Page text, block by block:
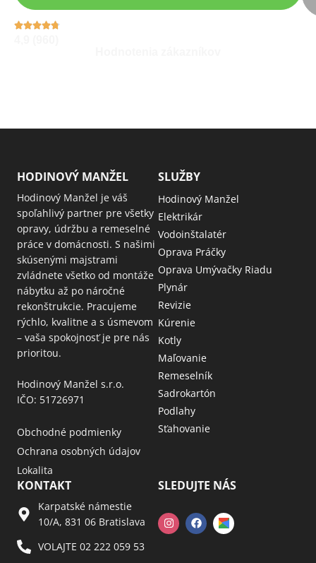
HODINOVÝ MANŽEL
Hodinový Manžel je váš
spoľahlivý partner pre všetky
opravy, údržbu a remeselné
práce v domácnosti. S našimi
skúsenými majstrami
zvládnete všetko od montáže
nábytku až po náročné
rekonštrukcie. Pracujeme
rýchlo, kvalitne a s úsmevom
– vaša spokojnosť je pre nás
prioritou.
Hodinový Manžel s.r.o.
IČO: 51726971
Obchodné podmienky
Ochrana osobných údajov
Lokalita
SLUŽBY
Hodinový Manžel
Elektrikár
Vodoinštalatér
Oprava Práčky
Oprava Umývačky Riadu
Plynár
Revizie
Kúrenie
Kotly
Maľovanie
Remeselník
Sadrokartón
Podlahy
Sťahovanie
KONTAKT
Karpatské námestie
10/A, 831 06 Bratislava
VOLAJTE 02 222 059 53​
SLEDUJTE NÁS